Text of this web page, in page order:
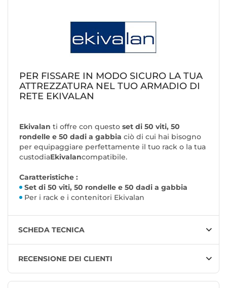
PER FISSARE IN MODO SICURO LA TUA
ATTREZZATURA NEL TUO ARMADIO DI
RETE EKIVALAN
Ekivalan ti offre con questo set di 50 viti, 50
rondelle e 50 dadi a gabbia ciò di cui hai bisogno
per equipaggiare perfettamente il tuo rack o la tua
custodiaEkivalancompatibile.
Caratteristiche :
Set di 50 viti, 50 rondelle e 50 dadi a gabbia
Per i rack e i contenitori Ekivalan
SCHEDA TECNICA
RECENSIONE DEI CLIENTI